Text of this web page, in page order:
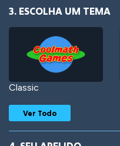
3. ESCOLHA UM TEMA
Classic
Ver Todo